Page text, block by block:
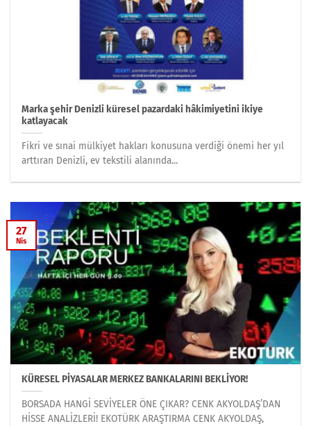
Marka şehir Denizli küresel pazardaki hâkimiyetini ikiye
katlayacak
Fikri ve sınai mülkiyet hakları konusuna verdiği önemi her yıl
arttıran Denizli, ev tekstili alanında...
KÜRESEL PİYASALAR MERKEZ BANKALARINI BEKLİYOR!
BORSADA HANGİ SEVİYELER ÖNE ÇIKAR? CENK AKYOLDAŞ’DAN
HİSSE ANALİZLERİ! EKOTÜRK ARAŞTIRMA CENK AKYOLDAŞ,
27
Nis